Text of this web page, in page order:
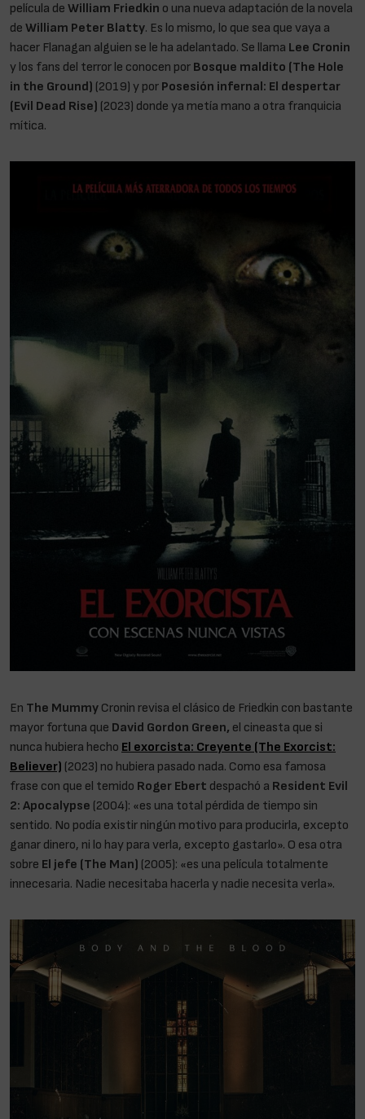
película de William Friedkin o una nueva adaptación de la novela
de William Peter Blatty. Es lo mismo, lo que sea que vaya a
hacer Flanagan alguien se le ha adelantado. Se llama Lee Cronin
y los fans del terror le conocen por Bosque maldito (The Hole
in the Ground) (2019) y por Posesión infernal: El despertar
(Evil Dead Rise) (2023) donde ya metía mano a otra franquicia
mítica.
En The Mummy Cronin revisa el clásico de Friedkin con bastante
mayor fortuna que David Gordon Green, el cineasta que si
nunca hubiera hecho El exorcista: Creyente (The Exorcist:
Believer) (2023) no hubiera pasado nada. Como esa famosa
frase con que el temido Roger Ebert despachó a Resident Evil
2: Apocalypse (2004): «es una total pérdida de tiempo sin
sentido. No podía existir ningún motivo para producirla, excepto
ganar dinero, ni lo hay para verla, excepto gastarlo». O esa otra
sobre El jefe (The Man) (2005): «es una película totalmente
innecesaria. Nadie necesitaba hacerla y nadie necesita verla».